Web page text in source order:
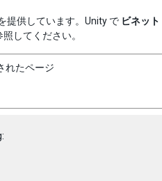
提供しています。Unity で ビネット
してください。
れたページ